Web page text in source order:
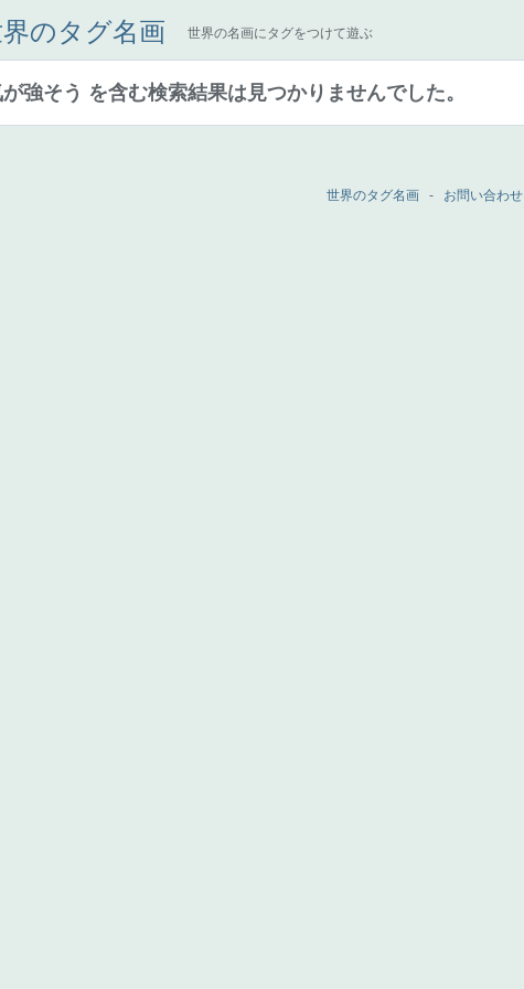
のタグ名画 世界の名画にタグをつけて遊ぶ
強そう を含む検索結果は見つかりませんでした。
世界のタグ名画 - お問い合わせ